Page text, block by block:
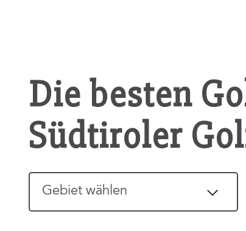
Die besten
Südtiroler
Gebiet wählen